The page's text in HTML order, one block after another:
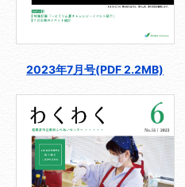
2023年7月号(PDF 2.2MB)